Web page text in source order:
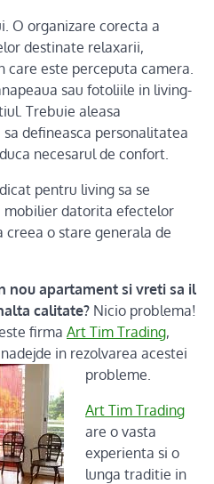
O organizare corecta a
destinate relaxarii,
este perceputa camera.
sau fotoliile in living-
Trebuie aleasa
defineasca personalitatea
necesarul de confort.
pentru living sa se
mobilier datorita efectelor
o stare generala de
nou apartament si vreti sa il
calitate? Nicio problema!
firma Art Tim Trading,
in rezolvarea acestei
probleme.
Art Tim Trading
are o vasta
experienta si o
lunga traditie in